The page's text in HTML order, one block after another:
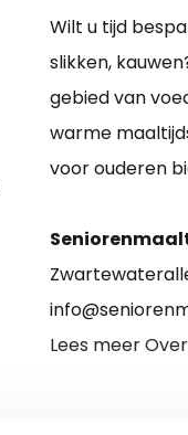
Wilt u tijd
slikken,
gebied van
warme
voor ouderen
Lees meer